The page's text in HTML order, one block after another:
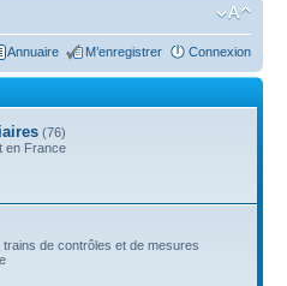
Annuaire M’enregistrer Connexion
(76)
en France
de contrôles et de mesures